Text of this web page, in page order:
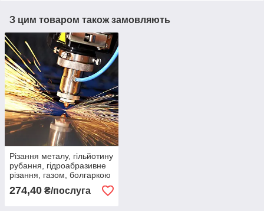
З цим товаром також замовляють
Різання металу, гільйотину
рубання, гідроабразивне
різання, газом, болгаркою
274,40 ₴/послуга